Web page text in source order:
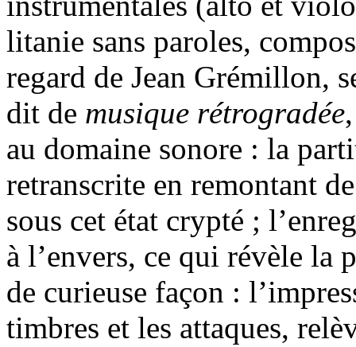
litanie sans paroles,
regard de Jean Grémillon,
dit de musique rétrogradée
au domaine sonore : la
retranscrite en remontant
sous cet état crypté ;
à l’envers, ce qui révèle la
de curieuse façon :
timbres et les attaques,